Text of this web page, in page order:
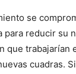
se
para reducir su
que trabajarían
cuadras.